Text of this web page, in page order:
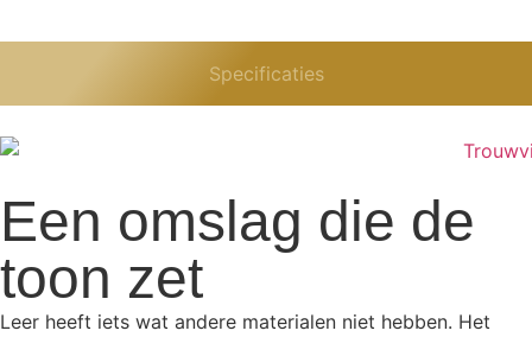
Specificaties
Een omslag die de
toon zet
Leer heeft iets wat andere materialen niet hebben. Het